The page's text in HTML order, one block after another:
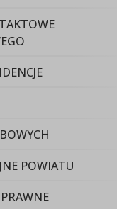
POWIATU